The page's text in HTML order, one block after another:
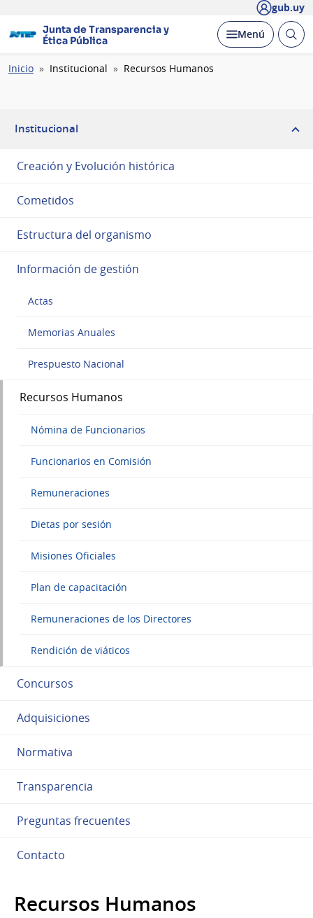
gub.uy
Junta de Transparencia y
Ética Pública
Desplegar
Menú Abrir
Ruta
Inicio Institucional Recursos Humanos
Institucional
Creación y Evolución histórica
Cometidos
Estructura del organismo
Información de gestión
Actas
Memorias Anuales
Prespuesto Nacional
Recursos Humanos
Nómina de Funcionarios
Funcionarios en Comisión
Remuneraciones
Dietas por sesión
Misiones Oficiales
Plan de capacitación
Remuneraciones de los Directores
Rendición de viáticos
Concursos
Adquisiciones
Normativa
Transparencia
Preguntas frecuentes
Contacto
Recursos Humanos